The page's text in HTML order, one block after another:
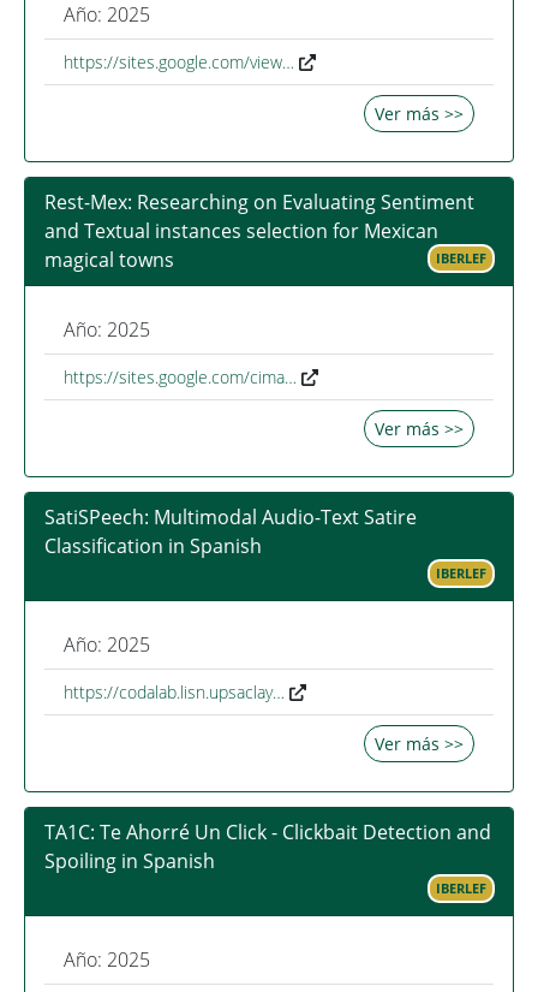
Año: 2025
https://sites.google.com/view…
Ver más >>
Rest-Mex: Researching on Evaluating Sentiment
and Textual instances selection for Mexican
magical towns
IBERLEF
Año: 2025
https://sites.google.com/cima…
Ver más >>
SatiSPeech: Multimodal Audio-Text Satire
Classification in Spanish
IBERLEF
Año: 2025
https://codalab.lisn.upsaclay…
Ver más >>
TA1C: Te Ahorré Un Click - Clickbait Detection and
Spoiling in Spanish
IBERLEF
Año: 2025